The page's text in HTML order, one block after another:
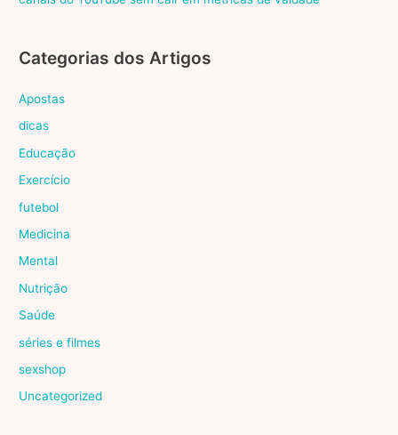
Categorias dos Artigos
Apostas
dicas
Educação
Exercício
futebol
Medicina
Mental
Nutrição
Saúde
séries e filmes
sexshop
Uncategorized